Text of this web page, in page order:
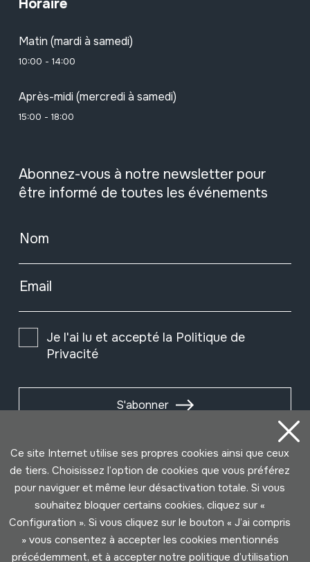
Horaire
Matin (mardi à samedi)
10:00 - 14:00
Après-midi (mercredi à samedi)
15:00 - 18:00
Abonnez-vous à notre newsletter pour
être informé de toutes les événements
Nom
Email
Je l'ai lu et accepté la Politique de
Privacité
S'abonner
Ce site Internet utilise ses propres cookies ainsi que ceux
de tiers. Choisissez l’option de cookies que vous préférez
pour naviguer et même leur désactivation totale. Si vous
souhaitez bloquer certains cookies, cliquez sur «
Configuration ». Si vous cliquez sur le bouton « J’ai compris
» vous consentez à accepter les cookies mentionnés
précédemment, et à accepter notre politique d’utilisation